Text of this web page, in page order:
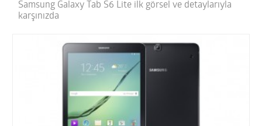
Samsung Galaxy Tab S6 Lite ilk görsel ve detaylarıyla
karşınızda